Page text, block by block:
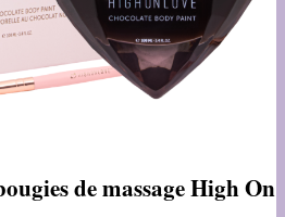
de massage High On